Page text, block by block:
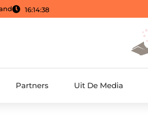
16:14:39
Partners Uit De Media